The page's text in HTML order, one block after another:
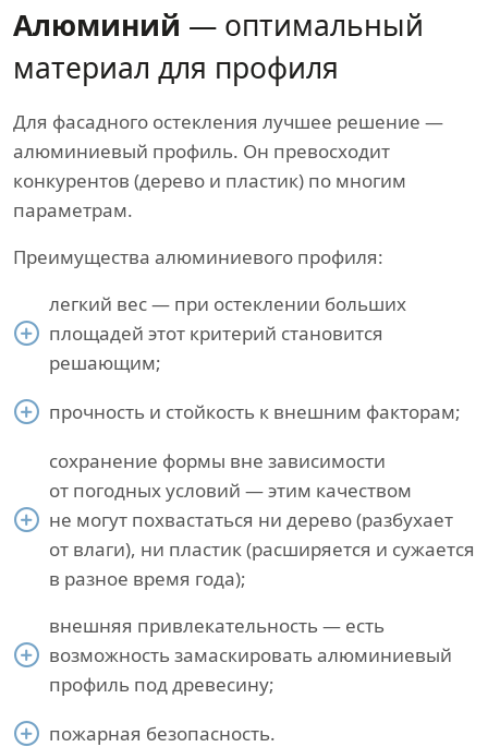
Алюминий — оптимальный
материал для профиля
Для фасадного остекления лучшее решение —
алюминиевый профиль. Он превосходит
конкурентов (дерево и пластик) по многим
параметрам.
Преимущества алюминиевого профиля:
легкий вес — при остеклении больших
площадей этот критерий становится
решающим;
прочность и стойкость к внешним факторам;
сохранение формы вне зависимости
от погодных условий — этим качеством
не могут похвастаться ни дерево (разбухает
от влаги), ни пластик (расширяется и сужается
в разное время года);
внешняя привлекательность — есть
возможность замаскировать алюминиевый
профиль под древесину;
пожарная безопасность.